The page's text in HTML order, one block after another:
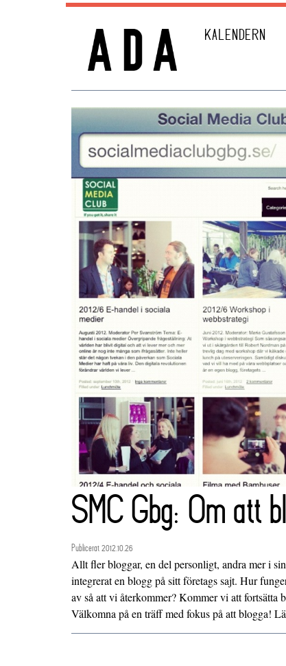
KALENDERN
SMC Gbg: Om att
Publicerat 2012.10.26
Allt fler bloggar, en del personligt, andra mer i
integrerat en blogg på sitt företags sajt. Hur
av så att vi återkommer? Kommer vi att fortsätta
Välkomna på en träff med fokus på att blogga!